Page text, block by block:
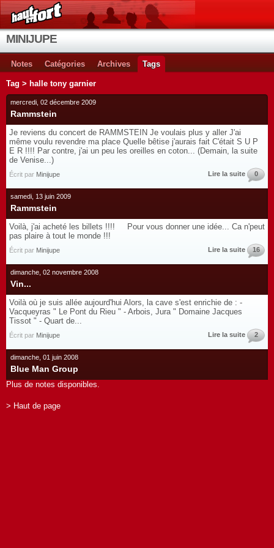
MINIJUPE
Notes Catégories Archives Tags
Tag > halle tony garnier
mercredi, 02 décembre 2009
Rammstein
Je reviens du concert de RAMMSTEIN Je voulais plus y aller J'ai
même voulu revendre ma place Quelle bêtise j'aurais fait C'était S U P
E R !!!! Par contre, j'ai un peu les oreilles en coton... (Demain, la suite
de Venise...)
Écrit par Minijupe Lire la suite 0
samedi, 13 juin 2009
Rammstein
Voilà, j'ai acheté les billets !!!! Pour vous donner une idée... Ca n'peut
pas plaire à tout le monde !!!
Écrit par Minijupe Lire la suite 16
dimanche, 02 novembre 2008
Vin...
Voilà où je suis allée aujourd'hui Alors, la cave s'est enrichie de : -
Vacqueyras " Le Pont du Rieu " - Arbois, Jura " Domaine Jacques
Tissot " - Quart de...
Écrit par Minijupe Lire la suite 2
dimanche, 01 juin 2008
Blue Man Group
Plus de notes disponibles.
> Haut de page